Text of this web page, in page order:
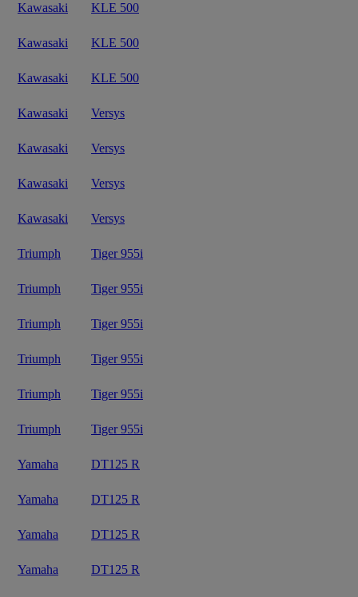
Kawasaki KLE 500
Kawasaki KLE 500
Kawasaki KLE 500
Kawasaki Versys
Kawasaki Versys
Kawasaki Versys
Kawasaki Versys
Triumph Tiger 955i
Triumph Tiger 955i
Triumph Tiger 955i
Triumph Tiger 955i
Triumph Tiger 955i
Triumph Tiger 955i
Yamaha DT125 R
Yamaha DT125 R
Yamaha DT125 R
Yamaha DT125 R